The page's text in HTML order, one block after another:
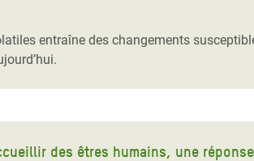
en Afrique de
au Yémen
entraîne des changements
des êtres humains, une